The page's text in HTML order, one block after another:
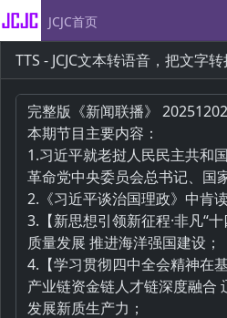
JCJC首页
TTS - JCJC文本转语音，把文字